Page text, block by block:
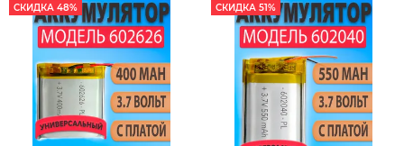
СКИДКА 48% СКИДКА 51%